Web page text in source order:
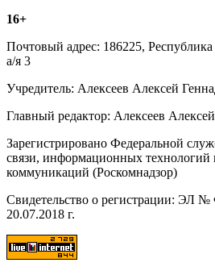
16+
Почтовый адрес: 186225,
а/я 3
Учредитель: Алексеев Алексей
Главный редактор: Алексеев
Зарегистрировано Федеральной
связи, информационных технологий
коммуникаций (Роскомнадзор)
Свидетельство о регистрации: ЭЛ
20.07.2018 г.